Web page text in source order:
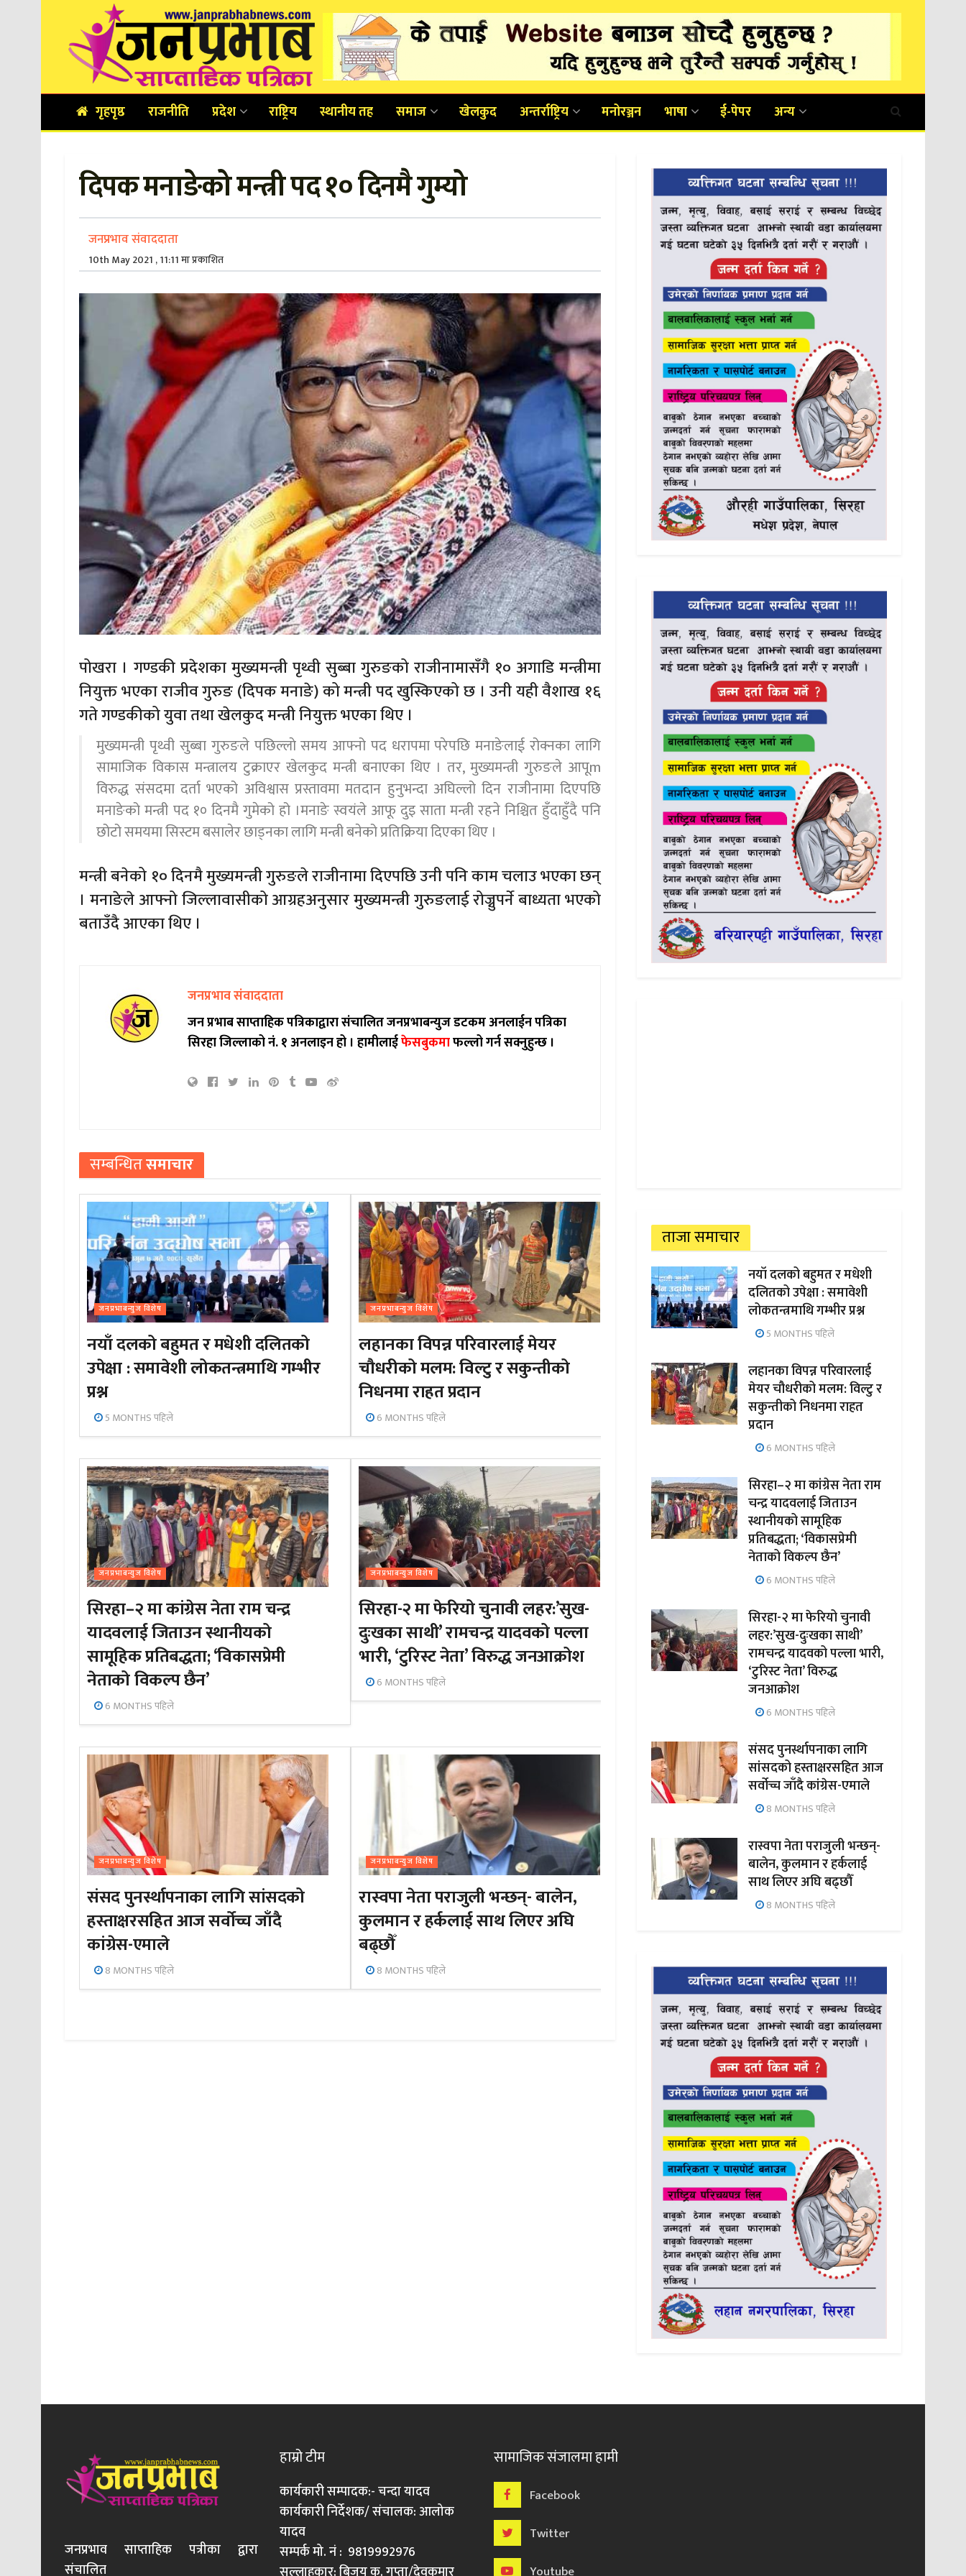
गृहपृष्ठ राजनीति प्रदेश राष्ट्रिय स्थानीय तह समाज खेलकुद अन्तर्राष्ट्रिय मनोरञ्जन भाषा ई-पेपर अन्य
दिपक मनाङेको मन्त्री पद १० दिनमै गुम्यो
जनप्रभाव संवाददाता
10th May 2021 , 11:11 मा प्रकाशित
पोखरा । गण्डकी प्रदेशका मुख्यमन्त्री पृथ्वी सुब्बा गुरुङको राजीनामासँगै १० अगाडि मन्त्रीमा
नियुक्त भएका राजीव गुरुङ (दिपक मनाङे) को मन्त्री पद खुस्किएको छ । उनी यही वैशाख १६
गते गण्डकीको युवा तथा खेलकुद मन्त्री नियुक्त भएका थिए ।
मुख्यमन्त्री पृथ्वी सुब्बा गुरुङले पछिल्लाे समय आफ्नो पद धरापमा परेपछि मनाङेलाई रोक्नका लागि
सामाजिक विकास मन्त्रालय टुक्राएर खेलकुद मन्त्री बनाएका थिए । तर, मुख्यमन्त्री गुरुङले आपूm
विरुद्ध संसदमा दर्ता भएको अविश्वास प्रस्तावमा मतदान हुनुभन्दा अघिल्लो दिन राजीनामा दिएपछि
मनाङेको मन्त्री पद १० दिनमै गुमेको हो ।मनाङे स्वयंले आफू दुइ साता मन्त्री रहने निश्चित हुँदाहुँदै पनि
छोटो समयमा सिस्टम बसालेर छाड्नका लागि मन्त्री बनेको प्रतिक्रिया दिएका थिए ।
मन्त्री बनेको १० दिनमै मुख्यमन्त्री गुरुङले राजीनामा दिएपछि उनी पनि काम चलाउ भएका छन्
। मनाङेले आफ्नो जिल्लावासीको आग्रहअनुसार मुख्यमन्त्री गुरुङलाई रोज्नुपर्ने बाध्यता भएको
बताउँदै आएका थिए ।
जनप्रभाव संवाददाता
जन प्रभाब साप्ताहिक पत्रिकाद्वारा संचालित जनप्रभाबन्युज डटकम अनलाईन पत्रिका
सिरहा जिल्लाको नं. १ अनलाइन हो ।हामीलाईफेसबुकमाफल्लो गर्न सक्नुहुन्छ ।
सम्बन्धितसमाचार
जनप्रभाबन्युज विशेष
नयाँ दलको बहुमत र मधेशी दलितको
उपेक्षा : समावेशी लोकतन्त्रमाथि गम्भीर
प्रश्न
5 MONTHS पहिले
जनप्रभाबन्युज विशेष
लहानका विपन्न परिवारलाई मेयर
चौधरीको मलम: विल्टु र सकुन्तीको
निधनमा राहत प्रदान
6 MONTHS पहिले
जनप्रभाबन्युज विशेष
सिरहा–२ मा कांग्रेस नेता राम चन्द्र
यादवलाई जिताउन स्थानीयको
सामूहिक प्रतिबद्धता; ‘विकासप्रेमी
नेताको विकल्प छैन’
6 MONTHS पहिले
जनप्रभाबन्युज विशेष
सिरहा-२ मा फेरियो चुनावी लहर:’सुख-
दुःखका साथी’ रामचन्द्र यादवको पल्ला
भारी, ‘टुरिस्ट नेता’ विरुद्ध जनआक्रोश
6 MONTHS पहिले
जनप्रभाबन्युज विशेष
संसद पुनर्स्थापनाका लागि सांसदको
हस्ताक्षरसहित आज सर्वोच्च जाँदै
कांग्रेस-एमाले
8 MONTHS पहिले
जनप्रभाबन्युज विशेष
रास्वपा नेता पराजुली भन्छन्- बालेन,
कुलमान र हर्कलाई साथ लिएर अघि
बढ्छौँ
8 MONTHS पहिले
ताजा समाचार
नयाँ दलको बहुमत र मधेशी
दलितको उपेक्षा : समावेशी
लोकतन्त्रमाथि गम्भीर प्रश्न
5 MONTHS पहिले
लहानका विपन्न परिवारलाई
मेयर चौधरीको मलम: विल्टु र
सकुन्तीको निधनमा राहत
प्रदान
6 MONTHS पहिले
सिरहा–२ मा कांग्रेस नेता राम
चन्द्र यादवलाई जिताउन
स्थानीयको सामूहिक
प्रतिबद्धता; ‘विकासप्रेमी
नेताको विकल्प छैन’
6 MONTHS पहिले
सिरहा-२ मा फेरियो चुनावी
लहर:’सुख-दुःखका साथी’
रामचन्द्र यादवको पल्ला भारी,
‘टुरिस्ट नेता’ विरुद्ध
जनआक्रोश
6 MONTHS पहिले
संसद पुनर्स्थापनाका लागि
सांसदको हस्ताक्षरसहित आज
सर्वोच्च जाँदै कांग्रेस-एमाले
8 MONTHS पहिले
रास्वपा नेता पराजुली भन्छन्-
बालेन, कुलमान र हर्कलाई
साथ लिएर अघि बढ्छौँ
8 MONTHS पहिले
जनप्रभाव साप्ताहिक पत्रीका द्वारा
संचालित
हाम्रो टीम
कार्यकारी सम्पादक:- चन्दा यादव
कार्यकारी निर्देशक/ संचालक: आलोक
यादव
सम्पर्क मो. नं : 9819992976
सामाजिक संजालमा हामी
Facebook
Twitter
Youtube